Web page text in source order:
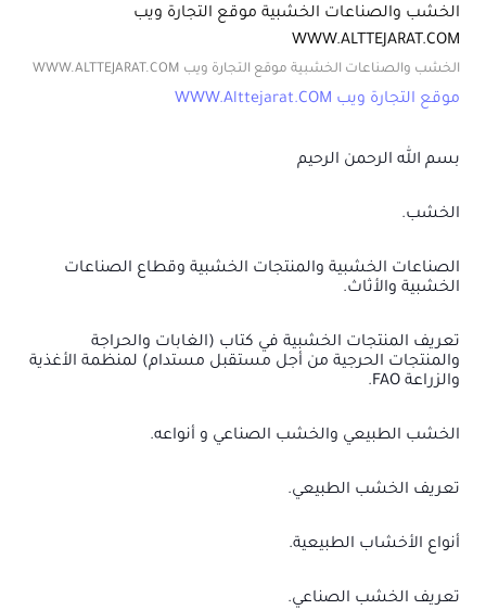
الخشب والصناعات الخشبية موقع التجارة ويب
WWW.ALTTEJARAT.COM
الخشب والصناعات الخشبية موقع التجارة ويب WWW.ALTTEJARAT.COM
موقع التجارة ويب WWW.Alttejarat.COM
بسم الله الرحمن الرحيم
الخشب.
الصناعات الخشبية والمنتجات الخشبية وقطاع الصناعات
الخشبية والأثاث.
تعريف المنتجات الخشبية في كتاب (الغابات والحراجة
والمنتجات الحرجية من أجل مستقبل مستدام) لمنظمة الأغذية
والزراعة FAO.
الخشب الطبيعي والخشب الصناعي و أنواعه.
تعريف الخشب الطبيعي.
أنواع الأخشاب الطبيعية.
تعريف الخشب الصناعي.